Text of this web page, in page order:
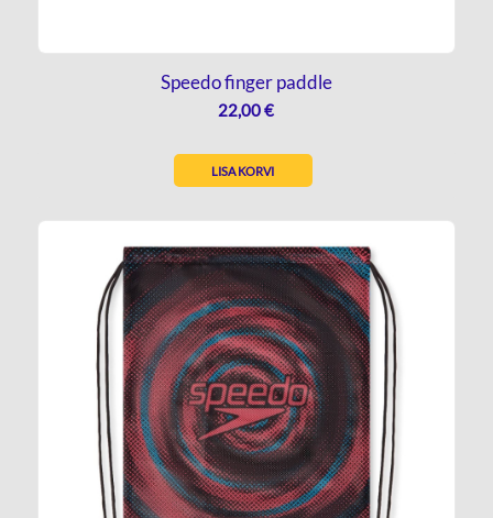
Speedo finger paddle
22,00€
LISA KORVI